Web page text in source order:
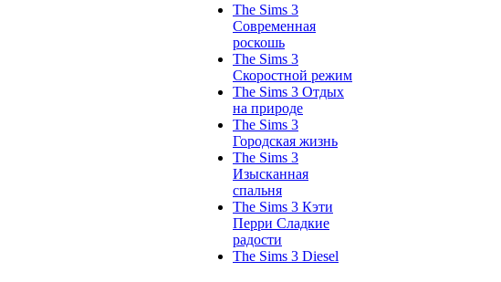
The Sims 3
Современная
роскошь
The Sims 3
Скоростной режим
The Sims 3 Отдых
на природе
The Sims 3
Городская жизнь
The Sims 3
Изысканная
спальня
The Sims 3 Кэти
Перри Сладкие
радости
The Sims 3 Diesel